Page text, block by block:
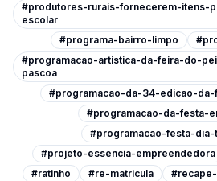
#produtores-rurais-fornecerem-itens-
escolar
#programa-bairro-limpo
#programacao-artistica-da-feira-do-
pascoa
#programacao-da-34-edicao-
#programacao-da-festa-
#programacao-festa-dia-
#projeto-essencia-empreendedora
#ratinho
#re-matricula